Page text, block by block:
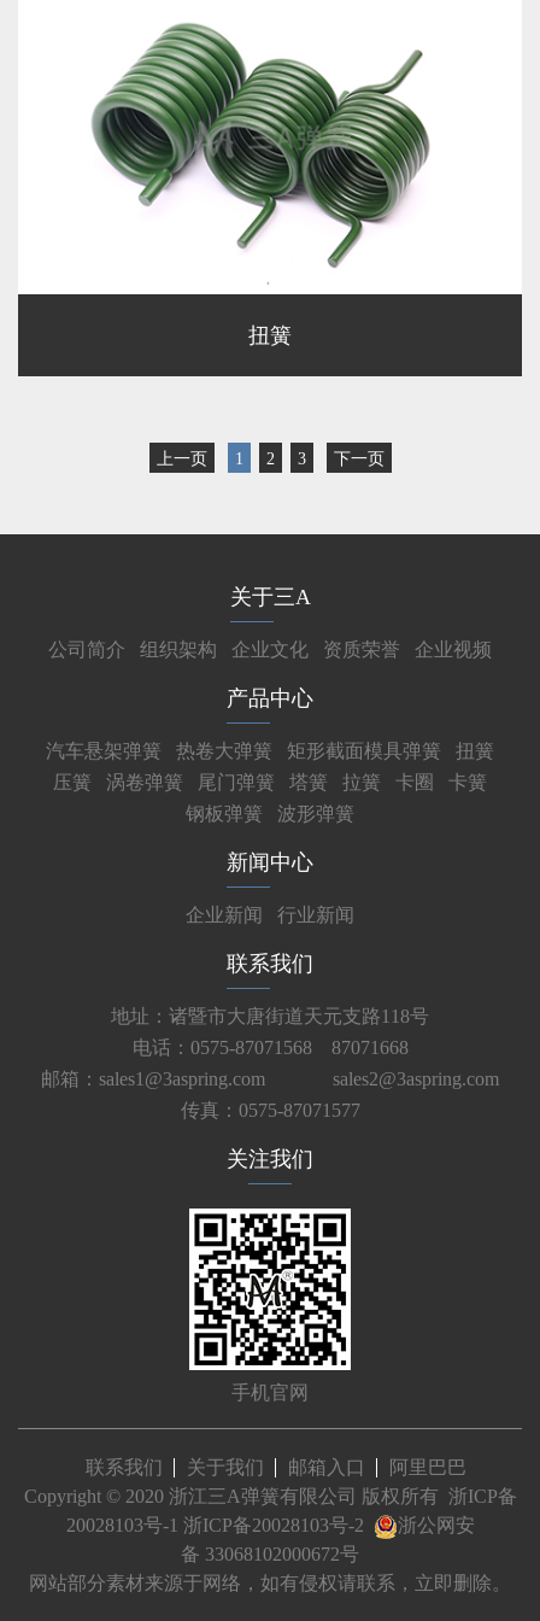
扭簧
上一页 1 2 3 下一页
关于三A
公司简介 组织架构 企业文化 资质荣誉 企业视频
产品中心
汽车悬架弹簧 热卷大弹簧 矩形截面模具弹簧
扭簧
压簧
涡卷弹簧 尾门弹簧 塔簧 拉簧 卡圈
卡簧
钢板弹簧
波形弹簧
新闻中心
企业新闻 行业新闻
联系我们
地址：诸暨市大唐街道天元支路118号
电话：0575-87071568 87071668
邮箱：sales1@3aspring.com
sales2@3aspring.com
传真：0575-87071577
关注我们
手机官网
联系我们 关于我们 邮箱入口
阿里巴巴
Copyright © 2020 浙江三A弹簧有限公司 版权所有 浙ICP备
20028103号-1 浙ICP备20028103号-2
浙公网安
备 33068102000672号
网站部分素材来源于网络，如有侵权请联系，立即删除。